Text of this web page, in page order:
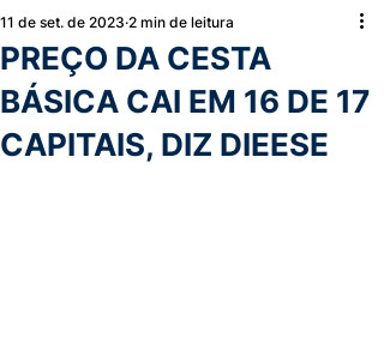
PREÇO DA CESTA
BÁSICA CAI EM 16 DE 17
CAPITAIS, DIZ DIEESE
11 de set. de 2023 2 min de leitura